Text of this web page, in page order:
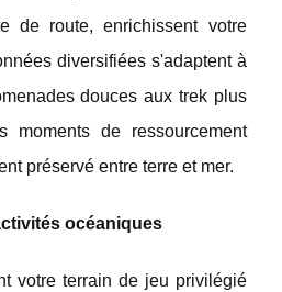
de route, enrichissent votre
diversifiées s'adaptent à
douces aux trek plus
moments de ressourcement
préservé entre terre et mer.
océaniques
votre terrain de jeu privilégié